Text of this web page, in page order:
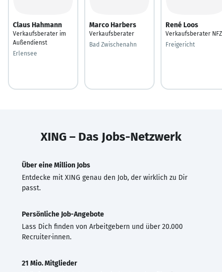
Claus Hahmann
Verkaufsberater im
Außendienst
Erlensee
Marco Harbers
Verkaufsberater
Bad Zwischenahn
René Loos
Verkaufsberater NFZ
Freigericht
XING – Das Jobs-Netzwerk
Über eine Million Jobs
Entdecke mit XING genau den Job, der wirklich zu Dir
passt.
Persönliche Job-Angebote
Lass Dich finden von Arbeitgebern und über 20.000
Recruiter·innen.
21 Mio. Mitglieder